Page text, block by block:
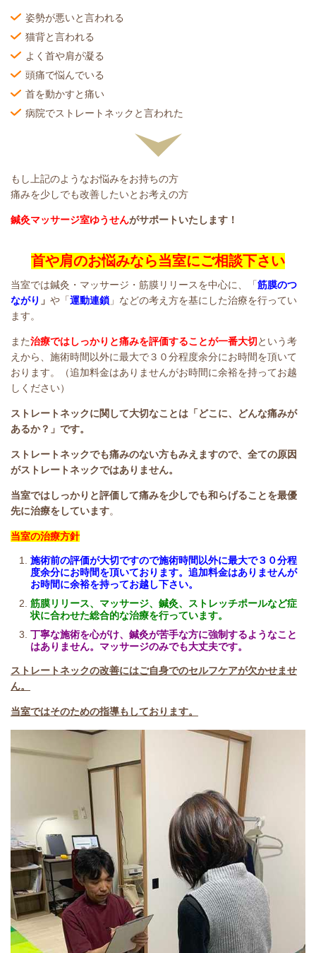
姿勢が悪いと言われる
猫背と言われる
よく首や肩が凝る
頭痛で悩んでいる
首を動かすと痛い
病院でストレートネックと言われた
もし上記のようなお悩みをお持ちの方
痛みを少しでも改善したいとお考えの方
鍼灸マッサージ室ゆうせんがサポートいたします！
首や肩のお悩みなら当室にご相談下さい
当室では鍼灸・マッサージ・筋膜リリースを中心に、「筋膜のつ
ながり 」 や「運動連鎖 」などの考え方を基にした治療を行ってい
ます。
また治療ではしっかりと痛みを評価することが一番大切という考
えから、施術時間以外に最大で３０分程度余分にお時間を頂いて
おります。（追加料金はありませんがお時間に余裕を持ってお越
しください）
ストレートネックに関して大切なことは「どこに、どんな痛みが
あるか？」です。
ストレートネックでも痛みのない方もみえますので、全ての原因
がストレートネックではありません。
当室ではしっかりと評価して痛みを少しでも和らげることを最優
先に治療をしています。
当室の治療方針
施術前の評価が大切ですので施術時間以外に最大で３０分程
度余分にお時間を頂いております。追加料金はありませんが
お時間に余裕を持ってお越し下さい。
筋膜リリース、マッサージ、鍼灸、ストレッチポールなど症
状に合わせた総合的な治療を行っています。
丁寧な施術を心がけ、鍼灸が苦手な方に強制するようなこと
はありません。マッサージのみでも大丈夫です。
ストレートネックの改善にはご自身でのセルフケアが欠かせませ
ん。
当室ではそのための指導もしております。